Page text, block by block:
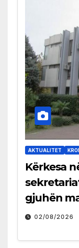
AKTUALITET
Kërkesa
gjuhën
02/08/2026